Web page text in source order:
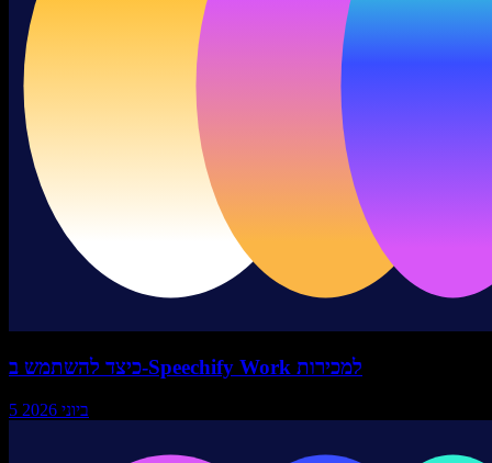
כיצד להשתמש ב-Speechify Work למכירות
5 ביוני 2026